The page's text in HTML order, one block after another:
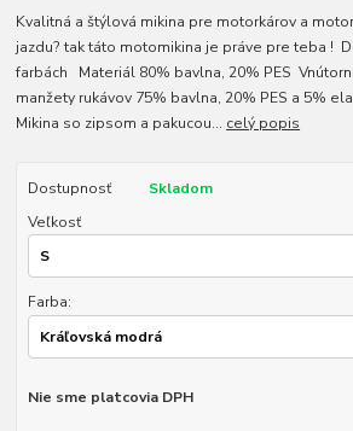
Kvalitná a štýlová mikina pre motorkárov a
jazdu? tak táto motomikina je práve pre teba !
farbách Materiál 80% bavlna, 20% PES
manžety rukávov 75% bavlna, 20% PES a 5%
Mikina so zipsom a pakucou... celý popis
Dostupnosť
Skladom
Veľkosť
Farba:
Nie sme platcovia DPH